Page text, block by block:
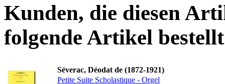
Kunden, die diesen
folgende Artikel
Séverac, Déodat de (1872-1921)
Petite Suite Scholastique - Orgel